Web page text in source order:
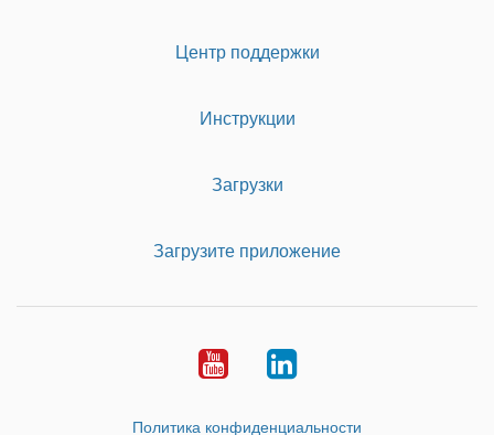
Центр поддержки
Инструкции
Загрузки
Загрузите приложение
YoutubeLinkedIn
Политика конфиденциальности